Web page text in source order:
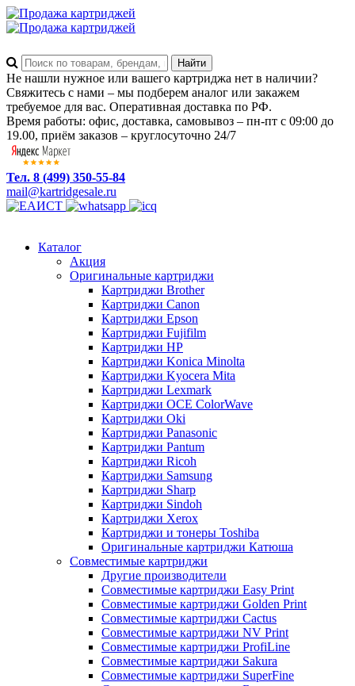
Не нашли нужное или вашего картриджа нет в наличии?
Свяжитесь с нами – мы подберем аналог или закажем
требуемое для вас. Оперативная доставка по РФ.
Время работы: офис, доставка, самовывоз – пн-пт с 09:00 до
19.00, приём заказов – круглосуточно 24/7
Тел. 8 (499) 350-55-84
mail@kartridgesale.ru
Каталог
Акция
Оригинальные картриджи
Картриджи Brother
Картриджи Canon
Картриджи Epson
Картриджи Fujifilm
Картриджи HP
Картриджи Konica Minolta
Картриджи Kyocera Mita
Картриджи Lexmark
Картриджи OCE ColorWave
Картриджи Oki
Картриджи Panasonic
Картриджи Pantum
Картриджи Ricoh
Картриджи Samsung
Картриджи Sharp
Картриджи Sindoh
Картриджи Xerox
Картриджи и тонеры Toshiba
Оригинальные картриджи Катюша
Совместимые картриджи
Другие производители
Совместимые картриджи Easy Print
Совместимые картриджи Golden Print
Совместимые картриджи Cactus
Совместимые картриджи NV Print
Совместимые картриджи ProfiLine
Совместимые картриджи Sakura
Совместимые картриджи SuperFine